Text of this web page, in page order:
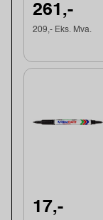
261,-
209,- Eks. Mva.
17,-